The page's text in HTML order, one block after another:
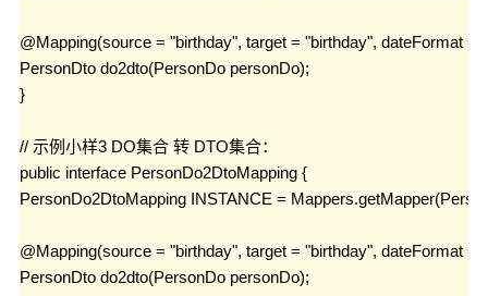
@Mapping(source = "birthday", target = "birthday", dateFormat
PersonDto do2dto(PersonDo personDo);
}
// 示例小样3 DO集合 转 DTO集合：
public interface PersonDo2DtoMapping {
PersonDo2DtoMapping INSTANCE =
@Mapping(source = "birthday", target = "birthday", dateFormat
PersonDto do2dto(PersonDo personDo);